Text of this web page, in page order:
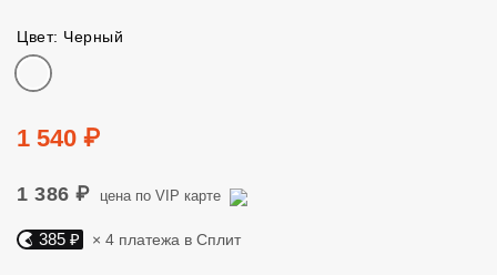
Цвет: Черный
Цвет
Цена
1 540 ₽
1 386 ₽ цена по VIP карте
Яндекс Сплит. 385 руб, 4 платежа в Сплит
385 ₽ × 4 платежа в Сплит